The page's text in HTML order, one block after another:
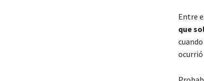
Entre
que